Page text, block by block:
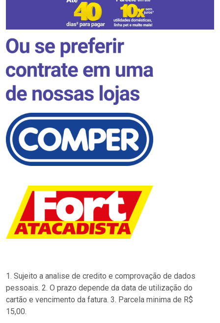
1. Sujeito a analise de credito e comprovação de dados
pessoais. 2. O prazo depende da data de utilização do
cartão e vencimento da fatura. 3. Parcela minima de R$
15,00.